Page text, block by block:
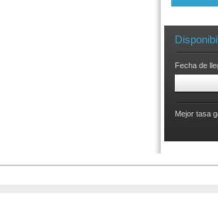
Fecha de
Mejor tasa